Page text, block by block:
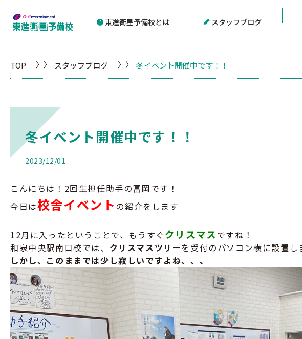
東進衛星予備校とは スタッフブログ
TOP スタッフブログ 冬イベント開催中です！！
冬イベント開催中です！！
2023/12/01
こんにちは！ 2回生担任助手の冨岡です！
今日は校舎イベント の紹介をします
12月に入ったということで、もうすぐ クリスマス ですね！
和泉中央駅南口校では、 クリスマスツリーを受付のパソコン横に設置し
しかし、このままでは少し寂しいですよね、、、